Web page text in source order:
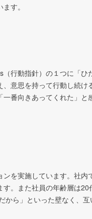
す。
行動指針）の１つに「ひ
意思を持って行動し続け
番向きあってくれた」と
を実施しています。社内
。また社員の年齢層は20
ら」といった壁なく、互